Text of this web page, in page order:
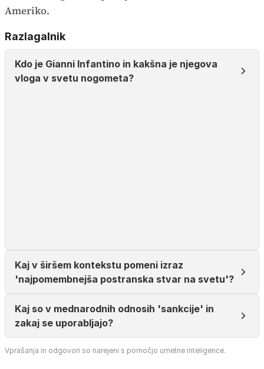
Ameriko.
Razlagalnik
Kdo je Gianni Infantino in kakšna je njegova
vloga v svetu nogometa?
Kaj v širšem kontekstu pomeni izraz
'najpomembnejša postranska stvar na svetu'?
Kaj so v mednarodnih odnosih 'sankcije' in
zakaj se uporabljajo?
Vprašanja in odgovori so narejeni s pomočjo umetne inteligence.